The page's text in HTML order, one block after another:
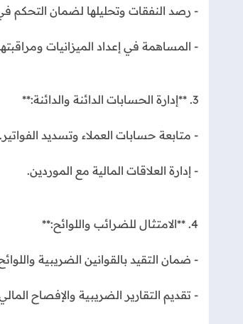
- رصد النفقات وتحليلها لضمان التحكم
- المساهمة في إعداد الميزانيات
3. **إدارة الحسابات الدائنة والدائنة:**
- متابعة حسابات العملاء وتسديد الفواتير.
- إدارة العلاقات المالية مع الموردين.
4. **الامتثال للضرائب واللوائح:**
- ضمان التقيد بالقوانين الضريبية
- تقديم التقارير الضريبية والإفصاح